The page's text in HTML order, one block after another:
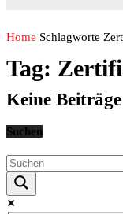
Home Schlagworte
Tag:
Keine
Suchen